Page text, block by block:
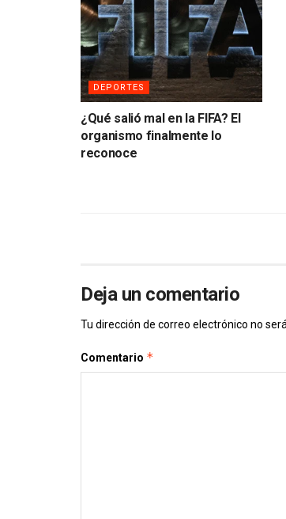
DEPORTES
¿Qué salió mal en la FIFA? El
organismo finalmente lo
reconoce
Deja un comentario
Tu dirección de correo electrónico no
Comentario *